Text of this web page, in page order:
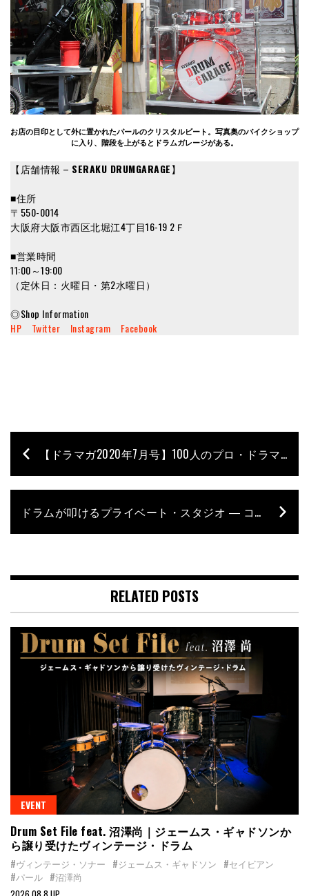
お店の目印として外に置かれたパールのクリスタルビート。写真奥のバイクショップ
に入り、階段を上がるとドラムガレージがある。
【店舗情報 – SERAKU DRUMGARAGE】
■住所
〒550-0014
大阪府大阪市西区北堀江4丁目16-19 2Ｆ
■営業時間
11:00～19:00
（定休日：火曜日・第2水曜日）
◎Shop Information
HP
Twitter Instagram Facebook
【ドラマガ2020年7月号】100人のプロ・ドラマーが選んだ Drummer’s Drummer – ジェットセイヤ［go!go!vanillas］
ドラムが叩けるプライベート・スタジオ ― コンテスト活用術 Vol.1
RELATED POSTS
EVENT
Drum Set File feat. 沼澤尚｜ジェームス・ギャドソンか
ら譲り受けたヴィンテージ・ドラム
#ヴィンテージ・ソナー #ジェームス・ギャドソン #セイビアン
#パール #沼澤尚